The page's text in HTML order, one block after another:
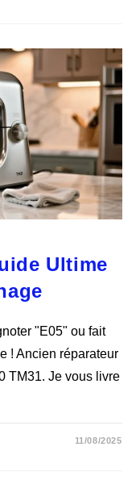
Ultime
"E05" ou fait
! Ancien réparateur
TM31. Je vous livre
11/08/2025